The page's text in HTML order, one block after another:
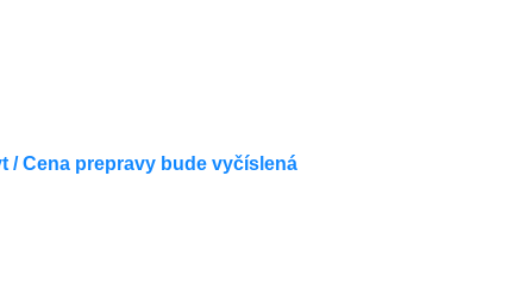
/ Cena prepravy bude vyčíslená